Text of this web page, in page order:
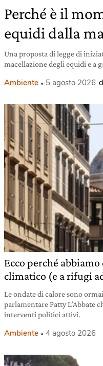
Perché è il
equidi dalla
Una proposta di legge di
macellazione degli equidi e a
Ambiente 5 agosto 2026
Ecco perché
climatico (e a rifugi
Le ondate di calore sono
parlamentare Patty L’Abbate
interventi politici attivi.
Ambiente 4 agosto 2026